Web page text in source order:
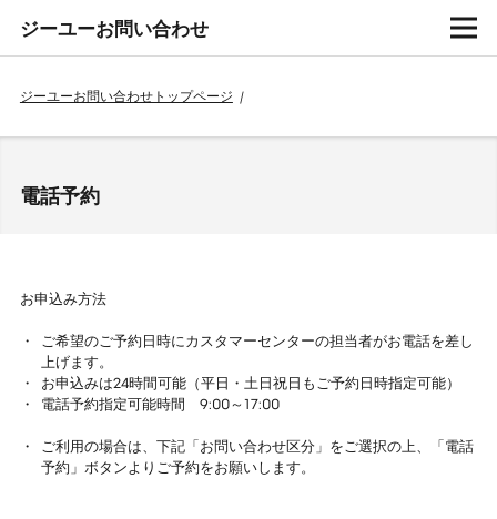
ジーユーお問い合わせ
ジーユーお問い合わせトップページ /
電話予約
お申込み方法
ご希望のご予約日時にカスタマーセンターの担当者がお電話を差し
上げます。
お申込みは24時間可能（平日・土日祝日もご予約日時指定可能）
電話予約指定可能時間 9:00～17:00
ご利用の場合は、下記「お問い合わせ区分」をご選択の上、「電話
予約」ボタンよりご予約をお願いします。